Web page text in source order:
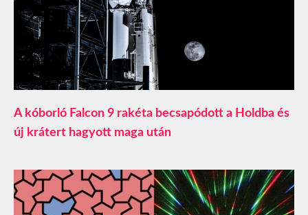
A kóborló Falcon 9 rakéta becsapódott a Holdba és
új krátert hagyott maga után